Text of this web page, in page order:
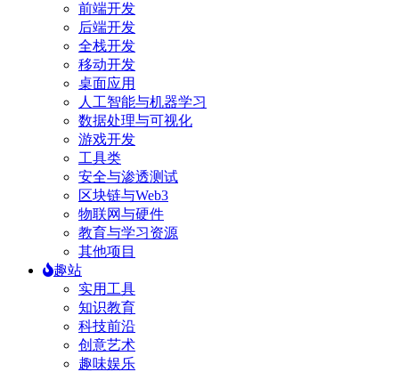
前端开发
后端开发
全栈开发
移动开发
桌面应用
人工智能与机器学习
数据处理与可视化
游戏开发
工具类
安全与渗透测试
区块链与Web3
物联网与硬件
教育与学习资源
其他项目
趣站
实用工具
知识教育
科技前沿
创意艺术
趣味娱乐